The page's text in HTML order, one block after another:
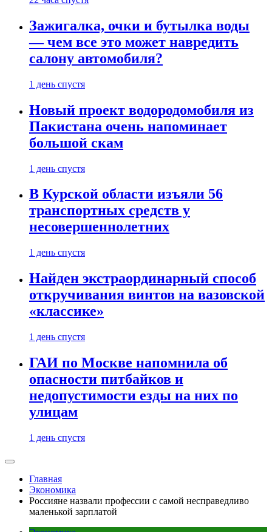
Зажигалка, очки и бутылка воды
— чем все это может навредить
салону автомобиля?
1 день спустя
Новый проект водородомобиля из
Пакистана очень напоминает
большой скам
1 день спустя
В Курской области изъяли 56
транспортных средств у
несовершеннолетних
1 день спустя
Найден экстраординарный способ
откручивания винтов на вазовской
«классике»
1 день спустя
ГАИ по Москве напомнила об
опасности питбайков и
недопустимости езды на них по
улицам
1 день спустя
Главная
Экономика
Россияне назвали профессии с самой несправедливо
маленькой зарплатой